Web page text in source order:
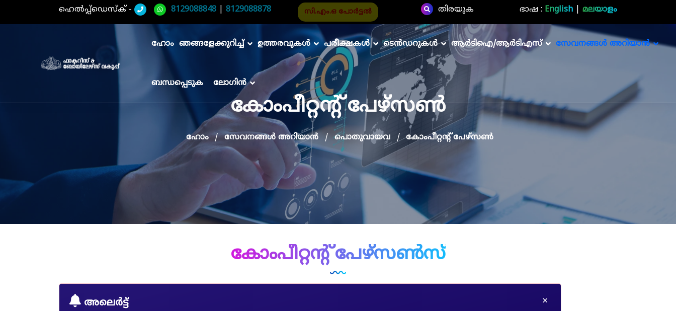
ഹെൽപ്പ്ഡെസ്ക് - 8129088848 8129088878 സി.എം.ഒ പോർട്ടൽ തിരയുക ഭാഷ : English മലയാളം
ഹോം ഞങ്ങളേക്കുറിച്ച് ഉത്തരവുകൾ പരീക്ഷകൾ ടെൻഡറുകൾ ആർടിഐ/ആർടിഎസ് സേവനങ്ങൾ അറിയാൻ
ബന്ധപ്പെടുക ലോഗിൻ
കോംപീറ്റന്റ് പേഴ്‌സൺ
ഹോം സേവനങ്ങൾ അറിയാൻ പൊതുവായവ കോംപീറ്റന്റ് പേഴ്‌സൺ
കോംപീറ്റന്റ് പേഴ്സൺസ്
അലെർട്ട് ×